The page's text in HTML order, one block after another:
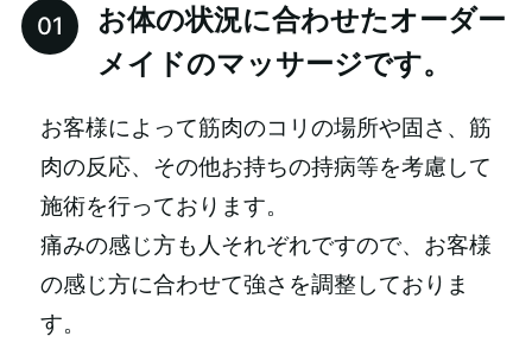
お体の状況に合わせたオーダー
メイドのマッサージです。
お客様によって筋肉のコリの場所や固さ、筋
肉の反応、その他お持ちの持病等を考慮して
施術を行っております。
痛みの感じ方も人それぞれですので、お客様
の感じ方に合わせて強さを調整しておりま
す。